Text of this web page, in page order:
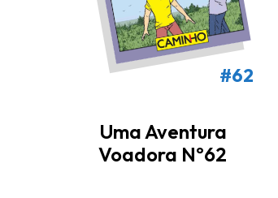
#62
Uma Aventura
Voadora Nº62